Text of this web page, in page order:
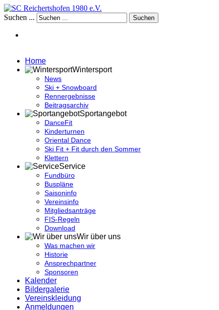
Suchen ... Suchen
Home
Wintersport
News
Ski + Snowboard
Rennergebnisse
Beitragsarchiv
Sportangebot
DanceFit
Kinderturnen
Oriental Dance
Ski Fit + Fit durch den Sommer
Klettern
Service
Fundbüro
Buspläne
Saisoninfo
Vereinsinfo
Mitgliedsanträge
FIS-Regeln
Download
Wir über uns
Was machen wir
Historie
Ansprechpartner
Sponsoren
Kalender
Bildergalerie
Vereinskleidung
Anmeldungen